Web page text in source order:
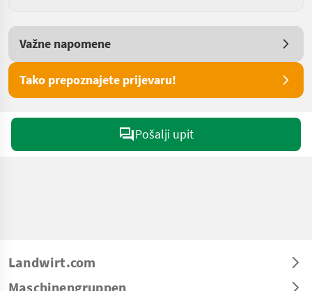
Važne napomene
Tako prepoznajete prijevaru!
Pošalji upit
Landwirt.com
Maschinengruppen